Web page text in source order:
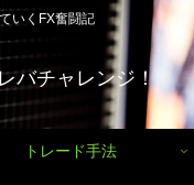
いくFX奮闘記
バチャレンジ！
トレード手法